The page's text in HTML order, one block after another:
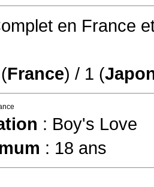
en France
France) / 1 (
: Boy's Love
: 18 ans